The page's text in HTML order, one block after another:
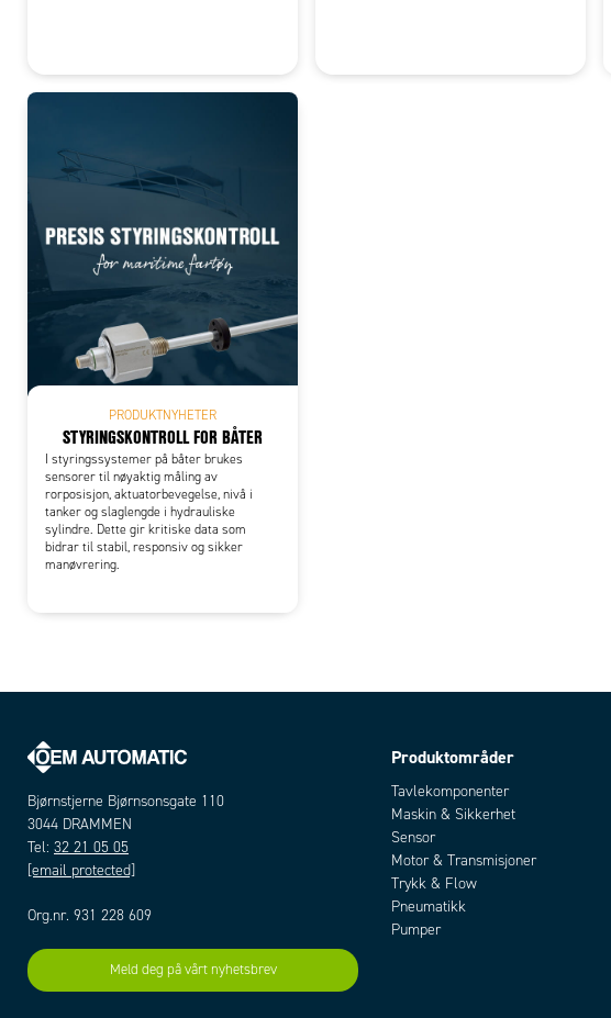
PRODUKTNYHETER
STYRINGSKONTROLL FOR BÅTER
I styringssystemer på båter brukes
sensorer til nøyaktig måling av
rorposisjon, aktuatorbevegelse, nivå i
tanker og slaglengde i hydrauliske
sylindre. Dette gir kritiske data som
bidrar til stabil, responsiv og sikker
manøvrering.
Bjørnstjerne Bjørnsonsgate 110
3044 DRAMMEN
Tel: 32 21 05 05
[email protected]
Org.nr. 931 228 609
Meld deg på vårt nyhetsbrev
Produktområder
Tavlekomponenter
Maskin & Sikkerhet
Sensor
Motor & Transmisjoner
Trykk & Flow
Pneumatikk
Pumper